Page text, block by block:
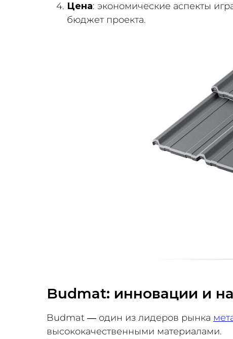
Цена: экономические аспекты
бюджет проекта.
Budmat: инновации и
Budmat — один из лидеров рынка
высококачественными материалами.